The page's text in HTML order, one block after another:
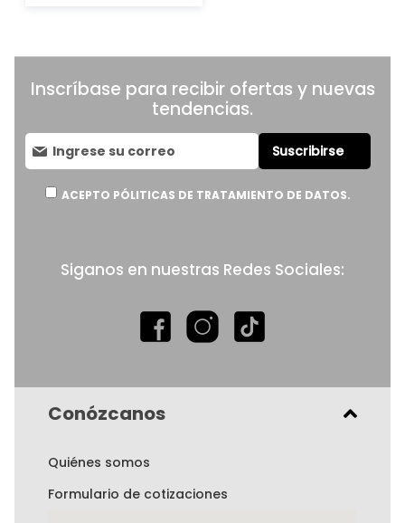
Inscríbase para recibir ofertas y nuevas
tendencias.
Suscríbase
al
boletín
informativo:
Suscribirse
ACEPTO PÓLITICAS DE TRATAMIENTO DE DATOS.
Siganos en nuestras Redes Sociales:
Conózcanos
Quiénes somos
Formulario de cotizaciones